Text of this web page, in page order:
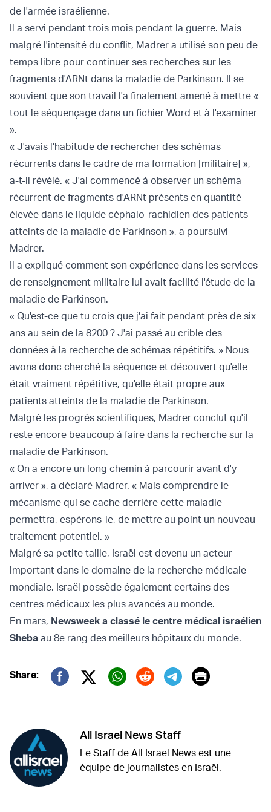
de l'armée israélienne.
Il a servi pendant trois mois pendant la guerre. Mais
malgré l'intensité du conflit, Madrer a utilisé son peu de
temps libre pour continuer ses recherches sur les
fragments d'ARNt dans la maladie de Parkinson. Il se
souvient que son travail l'a finalement amené à mettre «
tout le séquençage dans un fichier Word et à l'examiner
».
« J'avais l'habitude de rechercher des schémas
récurrents dans le cadre de ma formation [militaire] »,
a-t-il révélé. « J'ai commencé à observer un schéma
récurrent de fragments d'ARNt présents en quantité
élevée dans le liquide céphalo-rachidien des patients
atteints de la maladie de Parkinson », a poursuivi
Madrer.
Il a expliqué comment son expérience dans les services
de renseignement militaire lui avait facilité l'étude de la
maladie de Parkinson.
« Qu'est-ce que tu crois que j'ai fait pendant près de six
ans au sein de la 8200 ? J'ai passé au crible des
données à la recherche de schémas répétitifs. » Nous
avons donc cherché la séquence et découvert qu'elle
était vraiment répétitive, qu'elle était propre aux
patients atteints de la maladie de Parkinson.
Malgré les progrès scientifiques, Madrer conclut qu'il
reste encore beaucoup à faire dans la recherche sur la
maladie de Parkinson.
« On a encore un long chemin à parcourir avant d'y
arriver », a déclaré Madrer. « Mais comprendre le
mécanisme qui se cache derrière cette maladie
permettra, espérons-le, de mettre au point un nouveau
traitement potentiel. »
Malgré sa petite taille, Israël est devenu un acteur
important dans le domaine de la recherche médicale
mondiale. Israël possède également certains des
centres médicaux les plus avancés au monde.
En mars, Newsweek a classé le centre médical israélien
Sheba au 8e rang des meilleurs hôpitaux du monde.
Share:
Twitter (X)
Print
All Israel News Staff
Le Staff de All Israel News est une
équipe de journalistes en Israël.